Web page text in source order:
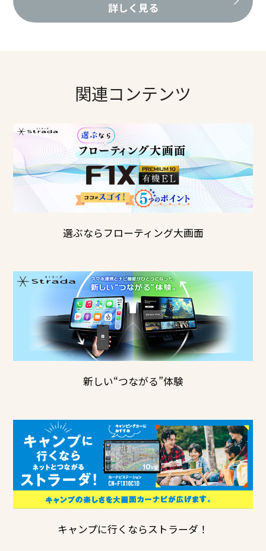
詳しく見る
関連コンテンツ
選ぶならフローティング大画面
新しい“つながる”体験
キャンプに行くならストラーダ！